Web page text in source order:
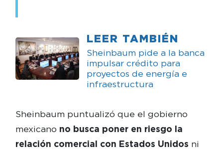
LEER TAMBIÉN
Sheinbaum pide a la banca
impulsar crédito para
proyectos de energía e
infraestructura
Sheinbaum puntualizó que el gobierno
mexicano no busca poner en riesgo la
relación comercial con Estados Unidos ni